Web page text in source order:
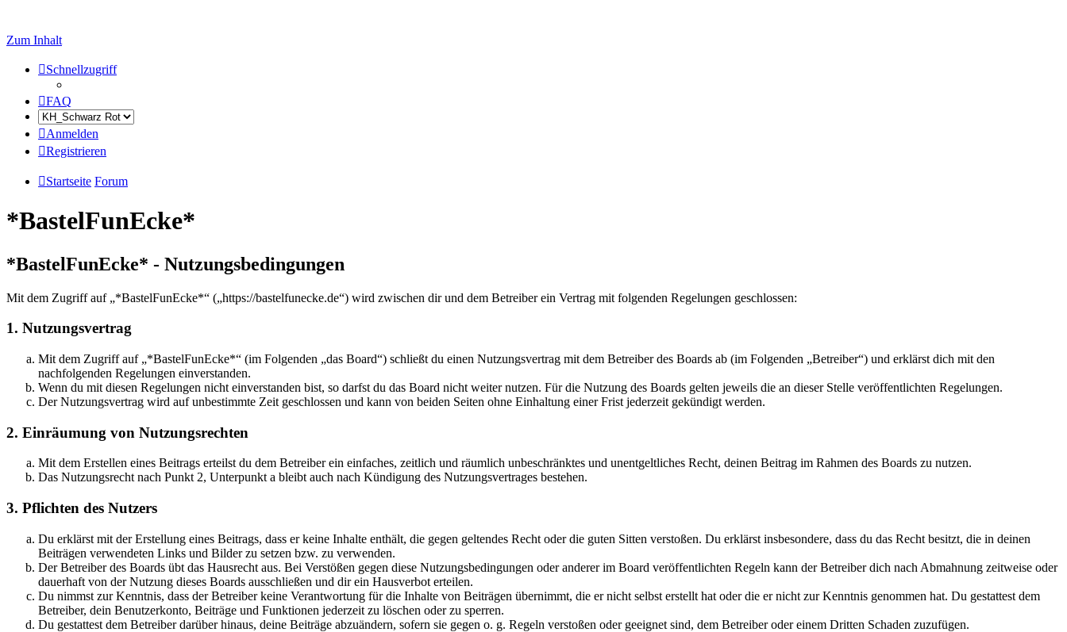
Zum Inhalt
Schnellzugriff
FAQ
Anmelden
Registrieren
Startseite Forum
*BastelFunEcke*
*BastelFunEcke* - Nutzungsbedingungen
Mit dem Zugriff auf „*BastelFunEcke*“ („https://bastelfunecke.de“) wird zwischen dir und dem Betreiber ein Vertrag mit folgenden Regelungen geschlossen:
1. Nutzungsvertrag
Mit dem Zugriff auf „*BastelFunEcke*“ (im Folgenden „das Board“) schließt du einen Nutzungsvertrag mit dem Betreiber des Boards ab (im Folgenden „Betreiber“) und erklärst dich mit den
nachfolgenden Regelungen einverstanden.
Wenn du mit diesen Regelungen nicht einverstanden bist, so darfst du das Board nicht weiter nutzen. Für die Nutzung des Boards gelten jeweils die an dieser Stelle veröffentlichten Regelungen.
Der Nutzungsvertrag wird auf unbestimmte Zeit geschlossen und kann von beiden Seiten ohne Einhaltung einer Frist jederzeit gekündigt werden.
2. Einräumung von Nutzungsrechten
Mit dem Erstellen eines Beitrags erteilst du dem Betreiber ein einfaches, zeitlich und räumlich unbeschränktes und unentgeltliches Recht, deinen Beitrag im Rahmen des Boards zu nutzen.
Das Nutzungsrecht nach Punkt 2, Unterpunkt a bleibt auch nach Kündigung des Nutzungsvertrages bestehen.
3. Pflichten des Nutzers
Du erklärst mit der Erstellung eines Beitrags, dass er keine Inhalte enthält, die gegen geltendes Recht oder die guten Sitten verstoßen. Du erklärst insbesondere, dass du das Recht besitzt, die in deinen
Beiträgen verwendeten Links und Bilder zu setzen bzw. zu verwenden.
Der Betreiber des Boards übt das Hausrecht aus. Bei Verstößen gegen diese Nutzungsbedingungen oder anderer im Board veröffentlichten Regeln kann der Betreiber dich nach Abmahnung zeitweise oder
dauerhaft von der Nutzung dieses Boards ausschließen und dir ein Hausverbot erteilen.
Du nimmst zur Kenntnis, dass der Betreiber keine Verantwortung für die Inhalte von Beiträgen übernimmt, die er nicht selbst erstellt hat oder die er nicht zur Kenntnis genommen hat. Du gestattest dem
Betreiber, dein Benutzerkonto, Beiträge und Funktionen jederzeit zu löschen oder zu sperren.
Du gestattest dem Betreiber darüber hinaus, deine Beiträge abzuändern, sofern sie gegen o. g. Regeln verstoßen oder geeignet sind, dem Betreiber oder einem Dritten Schaden zuzufügen.